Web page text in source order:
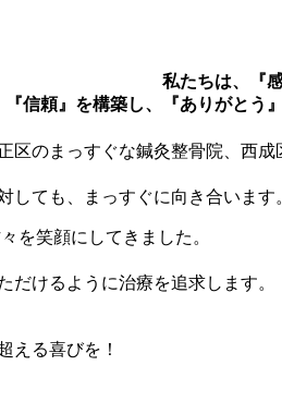
私たちは、『
『信頼』を構築し、『ありがとう
区のまっすぐな鍼灸整骨院、西
ても、まっすぐに向き合います
を笑顔にしてきました。
けるように治療を追求します。
える喜びを！